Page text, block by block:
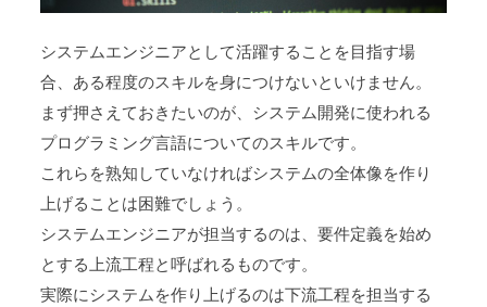
システムエンジニアとして活躍することを目指す場
合、ある程度のスキルを身につけないといけません。
まず押さえておきたいのが、システム開発に使われる
プログラミング言語についてのスキルです。
これらを熟知していなければシステムの全体像を作り
上げることは困難でしょう。
システムエンジニアが担当するのは、要件定義を始め
とする上流工程と呼ばれるものです。
実際にシステムを作り上げるのは下流工程を担当する